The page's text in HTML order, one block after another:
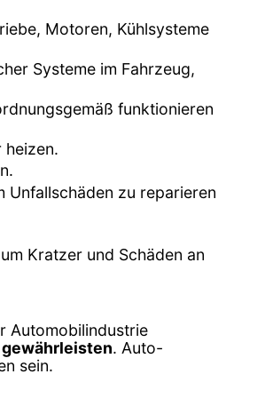
Motoren, Kühlsysteme
Systeme im Fahrzeug,
funktionieren
heizen.
Unfallschäden zu reparieren
Kratzer und Schäden an
Automobilindustrie
. Auto-
sein.